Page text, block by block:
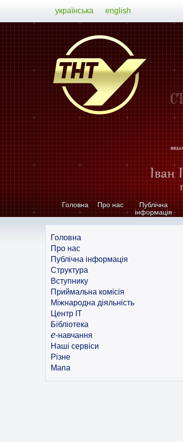
українська english
Головна Про нас
Публічна
інформація
Головна
Про нас
Публічна інформація
Структура
Вступнику
Приймальна комісія
Міжнародна діяльність
Центр ІТ
Бібліотека
e-навчання
Наші сервіси
Різне
Мапа